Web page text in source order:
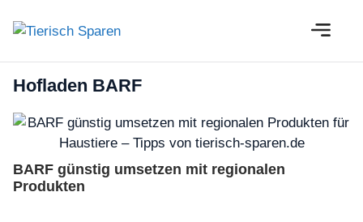
Inhalt
Hofladen BARF
BARF günstig umsetzen mit regionalen
Produkten